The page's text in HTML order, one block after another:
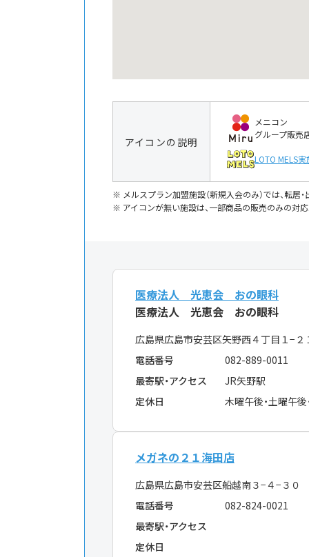
アイコンの説明
メニコン
グループ販売
LOTO MELS実
メルスプラン加盟施設（新規入会のみ）では、転
アイコンが無い施設は、一部商品の販売のみの対
医療法人 光恵会 おの眼科
医療法人 光恵会 おの眼科
広島県広島市安芸区矢野西４丁目１−
電話番号
082-889-0011
最寄駅・アクセス
JR矢野駅
定休日
木曜午後・土曜午後
メガネの２１海田店
広島県広島市安芸区船越南３−４−３
電話番号
082-824-0021
最寄駅・アクセス
定休日